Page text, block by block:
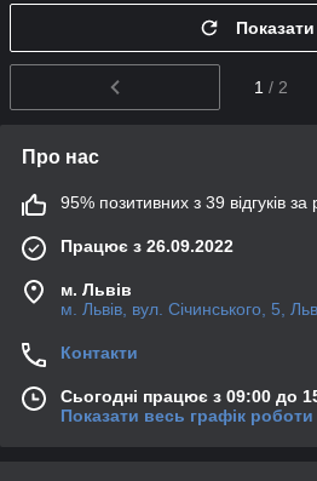
1 / 2
Про нас
95% позитивних з 39 відгуків за
Працює з 26.09.2022
м. Львів
м. Львів, вул. Січинського, 5,
Контакти
Сьогодні працює з 09:00 до
Показати весь графік роботи